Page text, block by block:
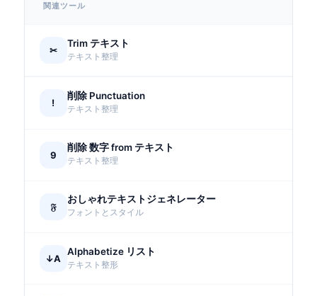
関連ツール
✂
Trim テキスト
テキスト整理
!
削除 Punctuation
テキスト整理
9
削除 数字 from テキスト
テキスト整理
𝔉
おしゃれテキストジェネレーター
フォントとスタイル
↓A
Alphabetize リスト
テキスト整形